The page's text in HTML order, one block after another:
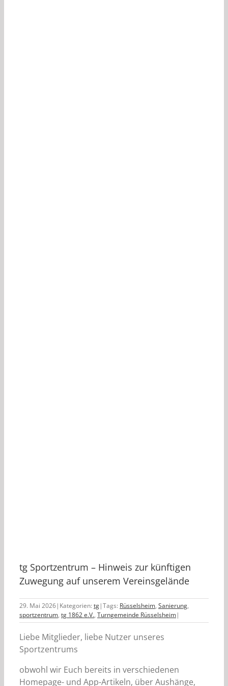
tg Sportzentrum – Hinweis zur künftigen
Zuwegung auf unserem Vereinsgelände
29. Mai 2026| Kategorien: tg|Tags: Rüsselsheim, Sanierung,
sportzentrum, tg 1862 e.V., Turngemeinde Rüsselsheim|
Liebe Mitglieder, liebe Nutzer unseres
Sportzentrums
obwohl wir Euch bereits in verschiedenen
Homepage- und App-Artikeln, über Aushänge,